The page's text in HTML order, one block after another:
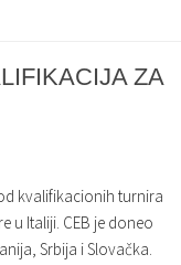
ZA
kvalifikacionih turnira
u Italiji. CEB je doneo
Srbija i Slovačka.